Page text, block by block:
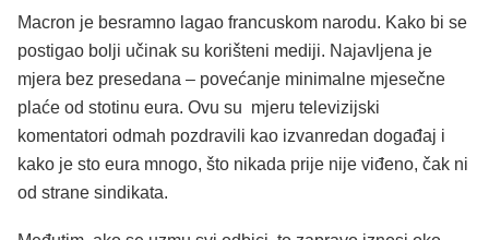
Macron je besramno lagao francuskom narodu. Kako bi se
postigao bolji učinak su korišteni mediji. Najavljena je
mjera bez presedana – povećanje minimalne mjesečne
plaće od stotinu eura. Ovu su mjeru televizijski
komentatori odmah pozdravili kao izvanredan događaj i
kako je sto eura mnogo, što nikada prije nije viđeno, čak ni
od strane sindikata.